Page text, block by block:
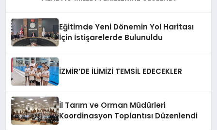
Eğitimde Yeni Dönemin Yol Haritası
İçin İstişarelerde Bulunuldu
İZMİR’DE İLİMİZİ TEMSİL EDECEKLER
İl Tarım ve Orman Müdürleri
Koordinasyon Toplantısı Düzenlendi